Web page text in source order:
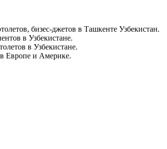
бизес-джетов в Ташкенте Узбекистан.
в Узбекистане.
в Узбекистане.
Европе и Америке.